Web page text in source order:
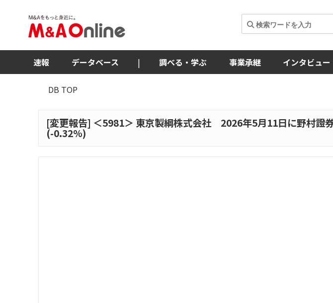
速報 データベース | 調べる・学ぶ 事業承継 インタビュー
DB TOP
[変更報告] ＜5981＞ 東京製綱株式会社 2026年5月11日に野村
(-0.32%)